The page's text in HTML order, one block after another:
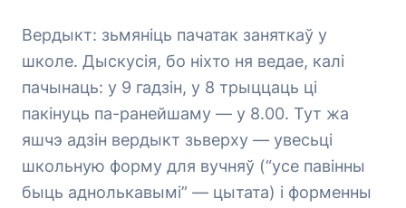
Вердыкт: зьмяніць пачатак заняткаў у
школе. Дыскусія, бо ніхто ня ведае, калі
пачынаць: у 9 гадзін, у 8 трыццаць ці
пакінуць па-ранейшаму — у 8.00. Тут жа
яшчэ адзін вердыкт зьверху — увесьці
школьную форму для вучняў (“усе павінны
быць аднолькавымі” — цытата) і форменны